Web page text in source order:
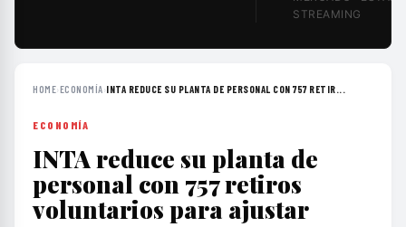
STREAMING
HOME›ECONOMÍA›INTA REDUCE SU PLANTA DE PERSONAL CON 757 RETIR...
ECONOMÍA
INTA reduce su planta de
personal con 757 retiros
voluntarios para ajustar